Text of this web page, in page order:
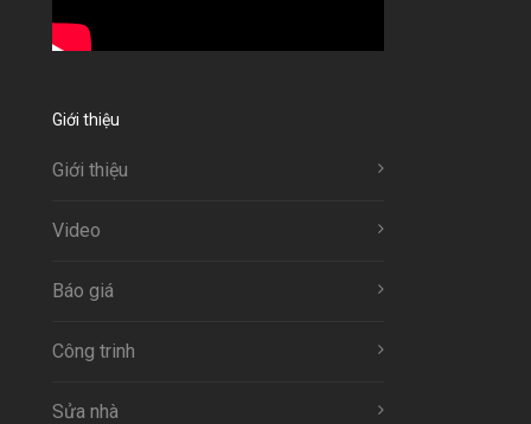
Giới thiệu
Giới thiệu
Video
Báo giá
Công trinh
Sửa nhà